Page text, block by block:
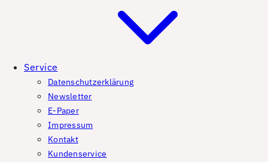
Service
Datenschutzerklärung
Newsletter
E-Paper
Impressum
Kontakt
Kundenservice